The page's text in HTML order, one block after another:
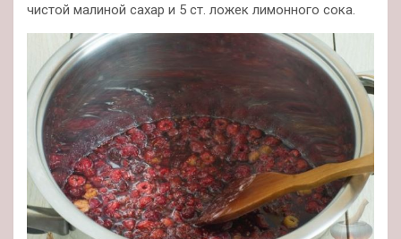
чистой малиной сахар и 5 ст. ложек лимонного сока.